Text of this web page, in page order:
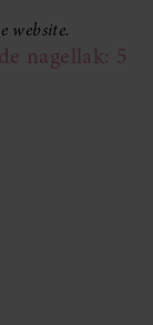
website.
nagellak: 5